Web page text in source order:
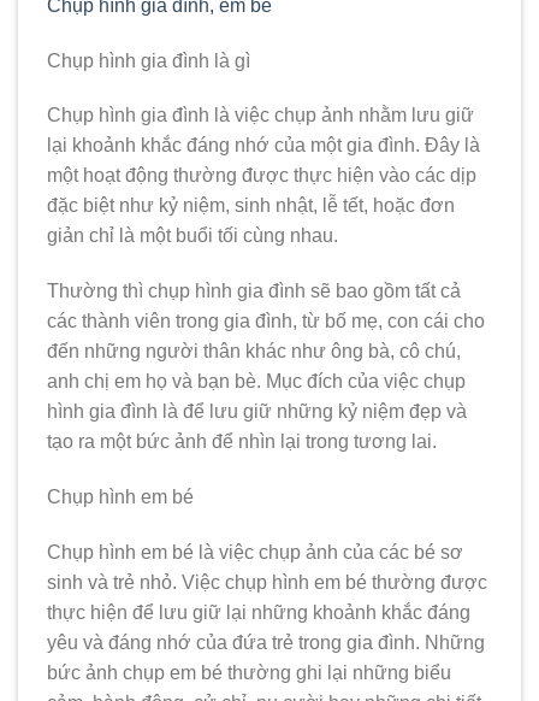
Chụp hình gia đình, em bé
Chụp hình gia đình là gì
Chụp hình gia đình là việc chụp ảnh nhằm lưu giữ
lại khoảnh khắc đáng nhớ của một gia đình. Đây là
một hoạt động thường được thực hiện vào các dịp
đặc biệt như kỷ niệm, sinh nhật, lễ tết, hoặc đơn
giản chỉ là một buổi tối cùng nhau.
Thường thì chụp hình gia đình sẽ bao gồm tất cả
các thành viên trong gia đình, từ bố mẹ, con cái cho
đến những người thân khác như ông bà, cô chú,
anh chị em họ và bạn bè. Mục đích của việc chụp
hình gia đình là để lưu giữ những kỷ niệm đẹp và
tạo ra một bức ảnh để nhìn lại trong tương lai.
Chụp hình em bé
Chụp hình em bé là việc chụp ảnh của các bé sơ
sinh và trẻ nhỏ. Việc chụp hình em bé thường được
thực hiện để lưu giữ lại những khoảnh khắc đáng
yêu và đáng nhớ của đứa trẻ trong gia đình. Những
bức ảnh chụp em bé thường ghi lại những biểu